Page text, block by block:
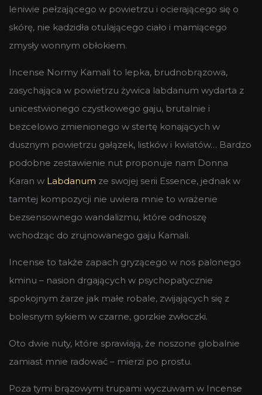
leniwie pełzającego w powietrzu i ocierającego się o
skórę, nie kadzidła otulającego ciało i mamiącego
zmysły wonnym obłokiem.
Incense Normy Kamali to lepka, brudnobrązowa,
zasychająca w powietrzu żywica labdanum wydarta z
unicestwionego czystkowego gaju, brutalnie i
bezcelowo zmienionego w stertę konających w
dusznym powietrzu gałązek, listków i kwiatów… Bardzo
podobne zestawienie nut proponuje nam Donna
Karan w Labdanum ze swojej serii Essence, jednak w
tamtej kompozycji nie uwiera mnie to wrażenie
bezsensownego wandalizmu, które odnoszę
wchodząc do zrujnowanego gaju Kamali.
Incense to także zapach gryzącego w nos palonego
kminu – nasion drgających w psychopatycznie
spokojnym żarze jak małe robale, zwijających się z
bolesnym sykiem w czarne, gorzkie zwłoczki.
Oto dwie nuty, które sprawiają, że noszone globalnie
zamiast mnie radować – mierzi po prostu.
Poza tymi brązowymi trupami wyczuwam w Incense